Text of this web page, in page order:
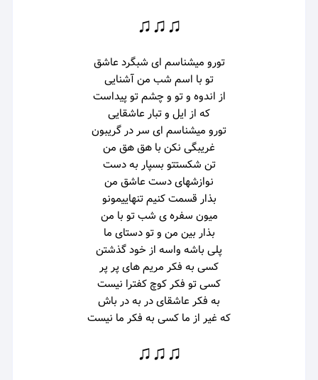
♫♫♫
تورو میشناسم ای شبگرد عاشق
تو با اسم شب من آشنایی
از اندوه و تو و چشم تو پیداست
که از ایل و تبار عاشقایی
تورو میشناسم ای سر در گریبون
غریبگی نکن با هق هق من
تن شکستتو بسپار به دست
نوازشهای دست عاشق من
بذار قسمت کنیم تنهاییمونو
میون سفره ی شب تو با من
بذار بین من و تو دستای ما
پلی باشه واسه از خود گذشتن
کسی به فکر مریم های پر پر
کسی تو فکر کوچ کفترا نیست
به فکر عاشقای در به در باش
که غیر از ما کسی به فکر ما نیست
♫♫♫